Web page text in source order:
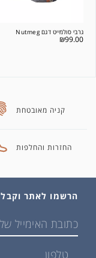
גרבי סולמייט דגם Nutmeg
₪99.00
קניה מאובטחת
החזרות והחלפות
הרשמו לאתר וקבל 5% הנחה בקנייה הראשונה